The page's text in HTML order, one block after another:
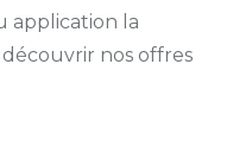
application la
nos offres